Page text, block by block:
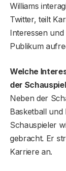
Williams
Twitter, teilt
Interessen
Publikum
Welche
der
Neben der
Basketball
Schauspieler
gebracht. Er
Karriere an.